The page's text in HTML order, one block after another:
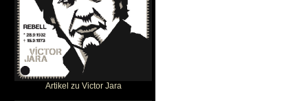
Artikel zu Victor Jara